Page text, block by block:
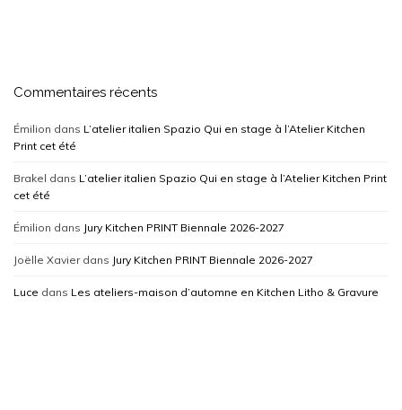
Commentaires récents
Émilion dans L’atelier italien Spazio Qui en stage à l’Atelier Kitchen
Print cet été
Brakel dans L’atelier italien Spazio Qui en stage à l’Atelier Kitchen Print
cet été
Émilion dans Jury Kitchen PRINT Biennale 2026-2027
Joëlle Xavierdans Jury Kitchen PRINT Biennale 2026-2027
Luce dans Les ateliers-maison d’automne en Kitchen Litho & Gravure